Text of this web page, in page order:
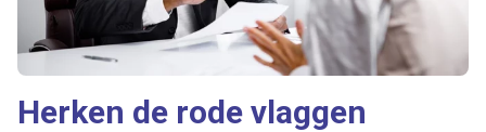
Herken de rode vlaggen